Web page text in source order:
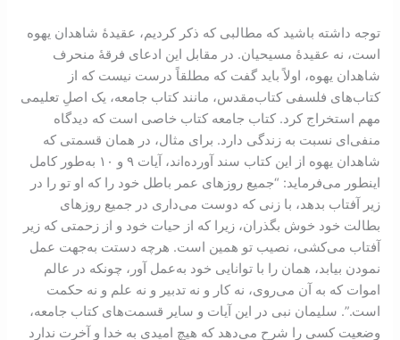
توجه داشته باشید که مطالبی که ذکر کردیم، عقیدۀ شاهدان یهوه
است، نه عقیدۀ مسیحیان. در مقابل این ادعای فرقۀ منحرف
شاهدان یهوه، اولاً باید گفت که مطلقاً درست نیست که از
کتاب‌های فلسفی کتاب‌مقدس، مانند کتاب جامعه، یک اصلِ تعلیمی
مهم استخراج کرد. کتاب جامعه کتاب خاصی است که دیدگاه
منفی‌ای نسبت به زندگی دارد. برای مثال، در همان قسمتی که
شاهدان یهوه از این کتاب سند آورده‌اند، آیات ۹ و ۱۰ به‌طور کامل
اینطور می‌فرماید: “جمیع روزهای عمر باطل خود را که او تو را در
زیر آفتاب بدهد، با زنی که دوست می‌داری در جمیع روزهای
بطالت خود خوش بگذران، زیرا که از حیات خود و از زحمتی که زیر
آفتاب می‌کشی، نصیب تو همین است. هرچه دستت به‌جهت عمل
نمودن بیابد، همان را با توانایی خود به‌عمل آور، چونکه در عالم
اموات که به آن می‌روی، نه کار و نه تدبیر و نه علم و نه حکمت
است.”. سلیمان نبی در این آیات و سایر قسمت‌های کتاب جامعه،
وضعیت کسی را شرح می‌دهد که هیچ امیدی به خدا و آخرت ندارد